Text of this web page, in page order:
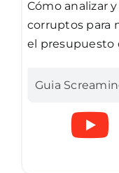
Cómo analizar
corruptos para
el presupuesto
Guia